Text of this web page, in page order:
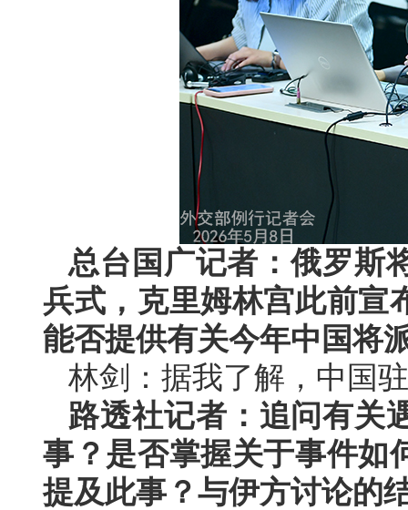
总台国广记者：俄罗斯
兵式，克里姆林宫此前宣
能否提供有关今年中国将
林剑：据我了解，中国
路透社记者：追问有关
事？是否掌握关于事件如
提及此事？与伊方讨论的